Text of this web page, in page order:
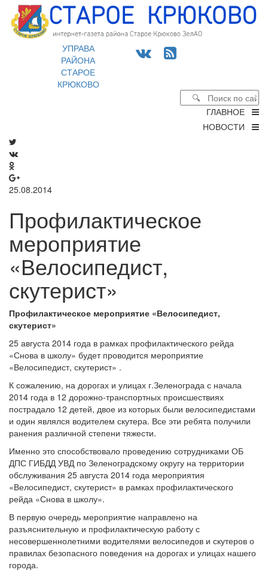
УПРАВА
РАЙОНА
СТАРОЕ
КРЮКОВО
ГЛАВНОЕ
НОВОСТИ
25.08.2014
Профилактическое
мероприятие
«Велосипедист,
скутерист»
Профилактическое мероприятие «Велосипедист,
скутерист»
25 августа 2014 года в рамках профилактического рейда
«Снова в школу» будет проводится мероприятие
«Велосипедист, скутерист» .
К сожалению, на дорогах и улицах г.Зеленограда с начала
2014 года в 12 дорожно-транспортных происшествиях
пострадало 12 детей, двое из которых были велосипедистами
и один являлся водителем скутера. Все эти ребята получили
ранения различной степени тяжести.
Именно это способствовало проведению сотрудниками ОБ
ДПС ГИБДД УВД по Зеленоградскому округу на территории
обслуживания 25 августа 2014 года мероприятия
«Велосипедист, скутерист» в рамках профилактического
рейда «Снова в школу».
В первую очередь мероприятие направлено на
разъяснительную и профилактическую работу с
несовершеннолетними водителями велосипедов и скутеров о
правилах безопасного поведения на дорогах и улицах нашего
города.